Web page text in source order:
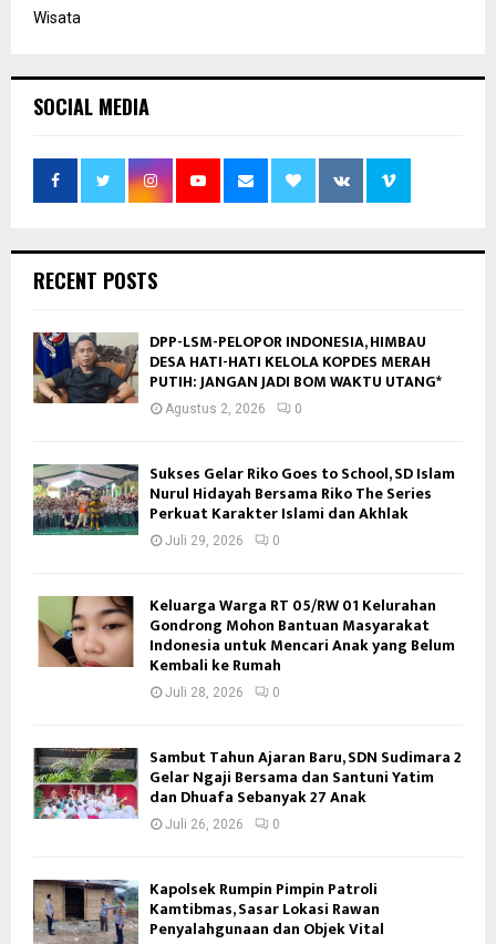
Wisata
SOCIAL MEDIA
RECENT POSTS
DPP-LSM-PELOPOR INDONESIA, HIMBAU
DESA HATI-HATI KELOLA KOPDES MERAH
PUTIH: JANGAN JADI BOM WAKTU UTANG*
Agustus 2, 2026 0
Sukses Gelar Riko Goes to School, SD Islam
Nurul Hidayah Bersama Riko The Series
Perkuat Karakter Islami dan Akhlak
Juli 29, 2026 0
Keluarga Warga RT 05/RW 01 Kelurahan
Gondrong Mohon Bantuan Masyarakat
Indonesia untuk Mencari Anak yang Belum
Kembali ke Rumah
Juli 28, 2026 0
Sambut Tahun Ajaran Baru, SDN Sudimara 2
Gelar Ngaji Bersama dan Santuni Yatim
dan Dhuafa Sebanyak 27 Anak
Juli 26, 2026 0
Kapolsek Rumpin Pimpin Patroli
Kamtibmas, Sasar Lokasi Rawan
Penyalahgunaan dan Objek Vital